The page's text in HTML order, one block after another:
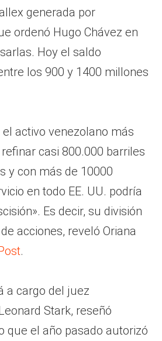
generada por
ordenó Hugo Chávez en
Hoy el saldo
los 900 y 1400 millones
el activo venezolano más
casi 800.000 barriles
y con más de 10000
en todo EE. UU. podría
Es decir, su división
acciones, reveló Oriana
.
a cargo del juez
Stark, reseñó
que el año pasado autorizó